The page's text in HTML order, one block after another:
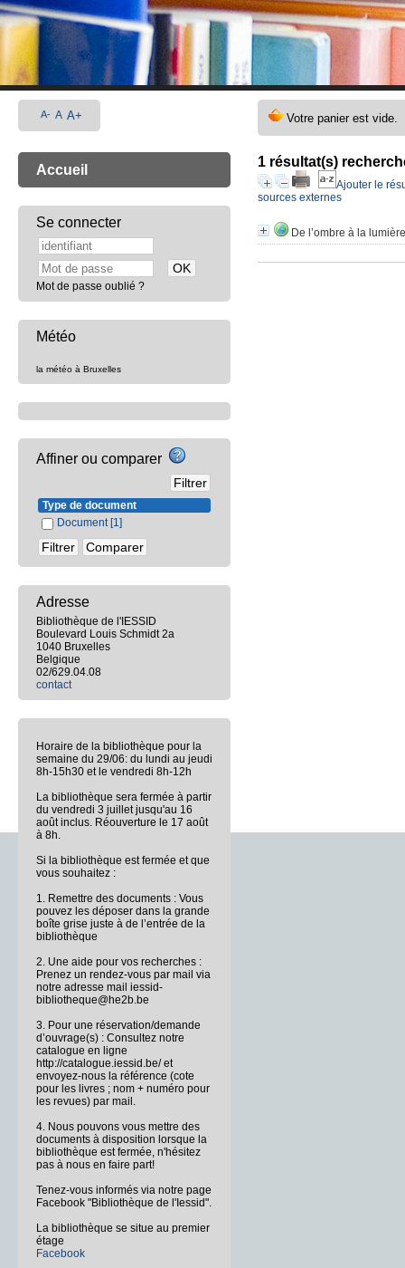
1 résultat(s)
Ajouter le
sources externes
De l’ombre à la
A- A A+
Accueil
Se connecter
Mot de passe oublié ?
Météo
la météo à Bruxelles
Affiner ou comparer
Type de document
Document [1]
Adresse
Bibliothèque de l'IESSID
Boulevard Louis Schmidt 2a
1040 Bruxelles
Belgique
02/629.04.08
contact
Horaire de la bibliothèque pour la
semaine du 29/06: du lundi au jeudi
8h-15h30 et le vendredi 8h-12h
La bibliothèque sera fermée à partir
du vendredi 3 juillet jusqu'au 16
août inclus. Réouverture le 17 août
à 8h.
Si la bibliothèque est fermée et que
vous souhaitez :
1. Remettre des documents : Vous
pouvez les déposer dans la grande
boîte grise juste à de l’entrée de la
bibliothèque
2. Une aide pour vos recherches :
Prenez un rendez-vous par mail via
notre adresse mail iessid-
bibliotheque@he2b.be
3. Pour une réservation/demande
d’ouvrage(s) : Consultez notre
catalogue en ligne
http://catalogue.iessid.be/ et
envoyez-nous la référence (cote
pour les livres ; nom + numéro pour
les revues) par mail.
4. Nous pouvons vous mettre des
documents à disposition lorsque la
bibliothèque est fermée, n'hésitez
pas à nous en faire part!
Tenez-vous informés via notre page
Facebook "Bibliothèque de l'Iessid".
La bibliothèque se situe au premier
étage
Facebook